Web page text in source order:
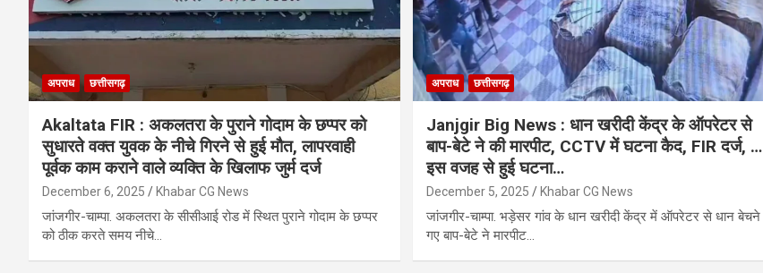
अपराध छत्तीसगढ़
Akaltata FIR : अकलतरा के पुराने गोदाम के छप्पर को
सुधारते वक्त युवक के नीचे गिरने से हुई मौत, लापरवाही
पूर्वक काम कराने वाले व्यक्ति के खिलाफ जुर्म दर्ज
December 6, 2025 Khabar CG News
जांजगीर-चाम्पा. अकलतरा के सीसीआई रोड में स्थित पुराने गोदाम के छप्पर
को ठीक करते समय नीचे…
अपराध छत्तीसगढ़
Janjgir Big News : धान खरीदी केंद्र के ऑपरेटर से
बाप-बेटे ने की मारपीट, CCTV में घटना कैद, FIR दर्ज, …
इस वजह से हुई घटना…
December 5, 2025 Khabar CG News
जांजगीर-चाम्पा. भड़ेसर गांव के धान खरीदी केंद्र में ऑपरेटर से धान बेचने
गए बाप-बेटे ने मारपीट…